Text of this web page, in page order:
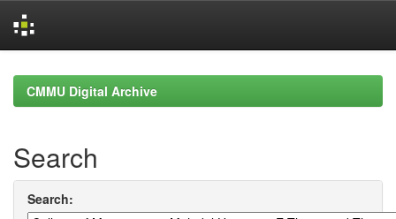
navigationCMMU Digital Archive
Search
Search: